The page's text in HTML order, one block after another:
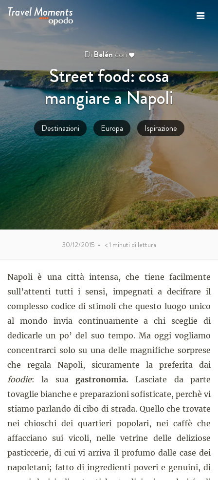
Travel Moments
Di Belén con
Street food: cosa
mangiare a Napoli
Destinazioni Europa Ispirazione
30/12/2015 • < 1 minuti di lettura
Napoli è una città intensa, che tiene facilmente
sull’attenti tutti i sensi, impegnati a decifrare il
complesso codice di stimoli che questo luogo unico
al mondo invia continuamente a chi sceglie di
dedicarle un po’ del suo tempo. Ma oggi vogliamo
concentrarci solo su una delle magnifiche sorprese
che regala Napoli, sicuramente la preferita dai
foodie: la sua gastronomia. Lasciate da parte
tovaglie bianche e preparazioni sofisticate, perchè vi
stiamo parlando di cibo di strada. Quello che trovate
nei chioschi dei quartieri popolari, nei caffè che
affacciano sui vicoli, nelle vetrine delle deliziose
pasticcerie, di cui vi arriva il profumo dalle case dei
napoletani; fatto di ingredienti poveri e genuini, di